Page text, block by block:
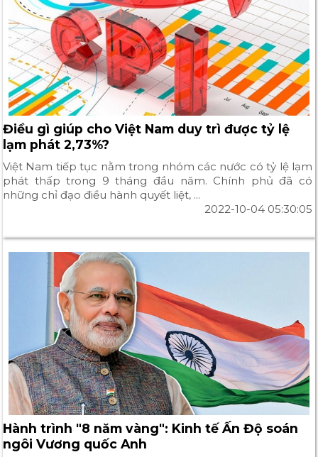
Điều gì giúp cho Việt Nam duy trì được tỷ lệ
lạm phát 2,73%?
Việt Nam tiếp tục nằm trong nhóm các nước có tỷ lệ lạm
phát thấp trong 9 tháng đầu năm. Chính phủ đã có
những chỉ đạo điều hành quyết liệt, ...
2022-10-04 05:30:05
Hành trình "8 năm vàng": Kinh tế Ấn Độ soán
ngôi Vương quốc Anh